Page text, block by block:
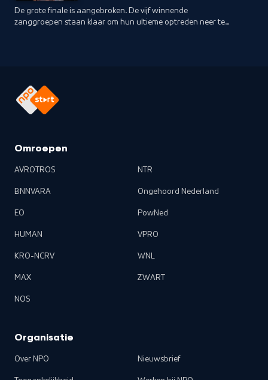
De grote finale is aangebroken. De vijf winnende
zanggroepen staan klaar om hun ultieme optreden neer te
Omroepen
AVROTROS
BNNVARA
EO
HUMAN
KRO-NCRV
MAX
NOS
NTR
Ongehoord Nederland
PowNed
VPRO
WNL
ZWART
Organisatie
Over NPO Nieuwsbrief